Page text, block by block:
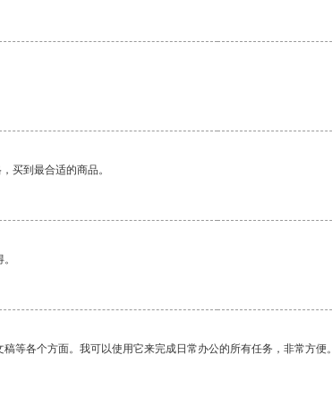
买到最合适的商品。
等各个方面。我可以使用它来完成日常办公的所有任务，非常方便。